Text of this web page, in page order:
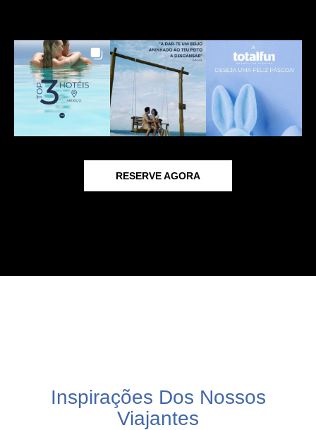
RESERVE AGORA
Inspirações Dos Nossos
Viajantes